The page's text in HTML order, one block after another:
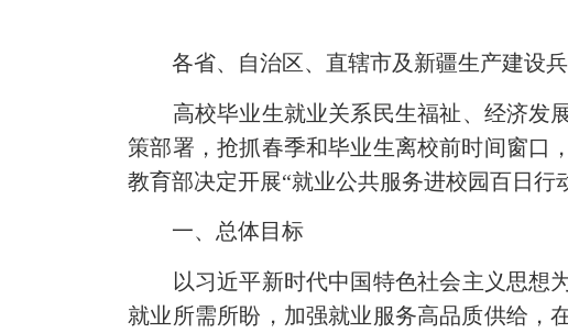
各省、自治区、直辖市及新疆生产建设兵
高校毕业生就业关系民生福祉、经济发展
策部署，抢抓春季和毕业生离校前时间窗口
教育部决定开展“就业公共服务进校园百日行
一、总体目标
以习近平新时代中国特色社会主义思想为
就业所需所盼，加强就业服务高品质供给，